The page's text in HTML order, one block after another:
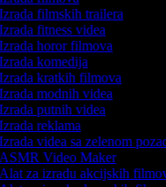
filmskih trailera
fitness videa
horor filmova
komedija
kratkih filmova
modnih videa
putnih videa
reklama
videa sa zelenom
Video Maker
za izradu akcijskih